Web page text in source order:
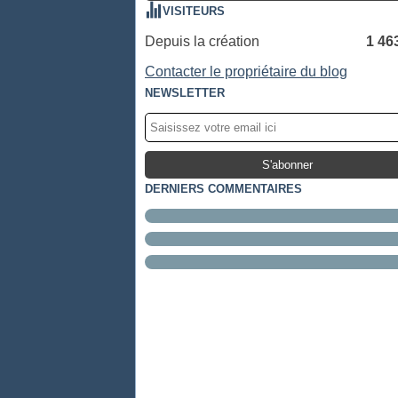
VISITEURS
Depuis la création
1
Contacter le propriétaire du blog
NEWSLETTER
DERNIERS COMMENTAIRES